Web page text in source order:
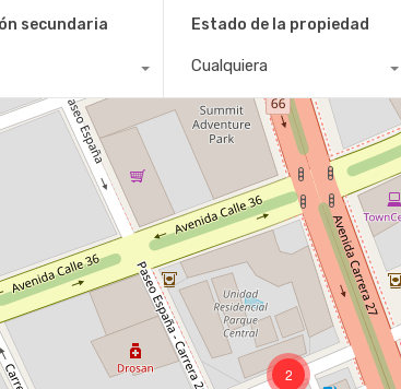
secundaria Estado de la propiedad
Cualquiera
2